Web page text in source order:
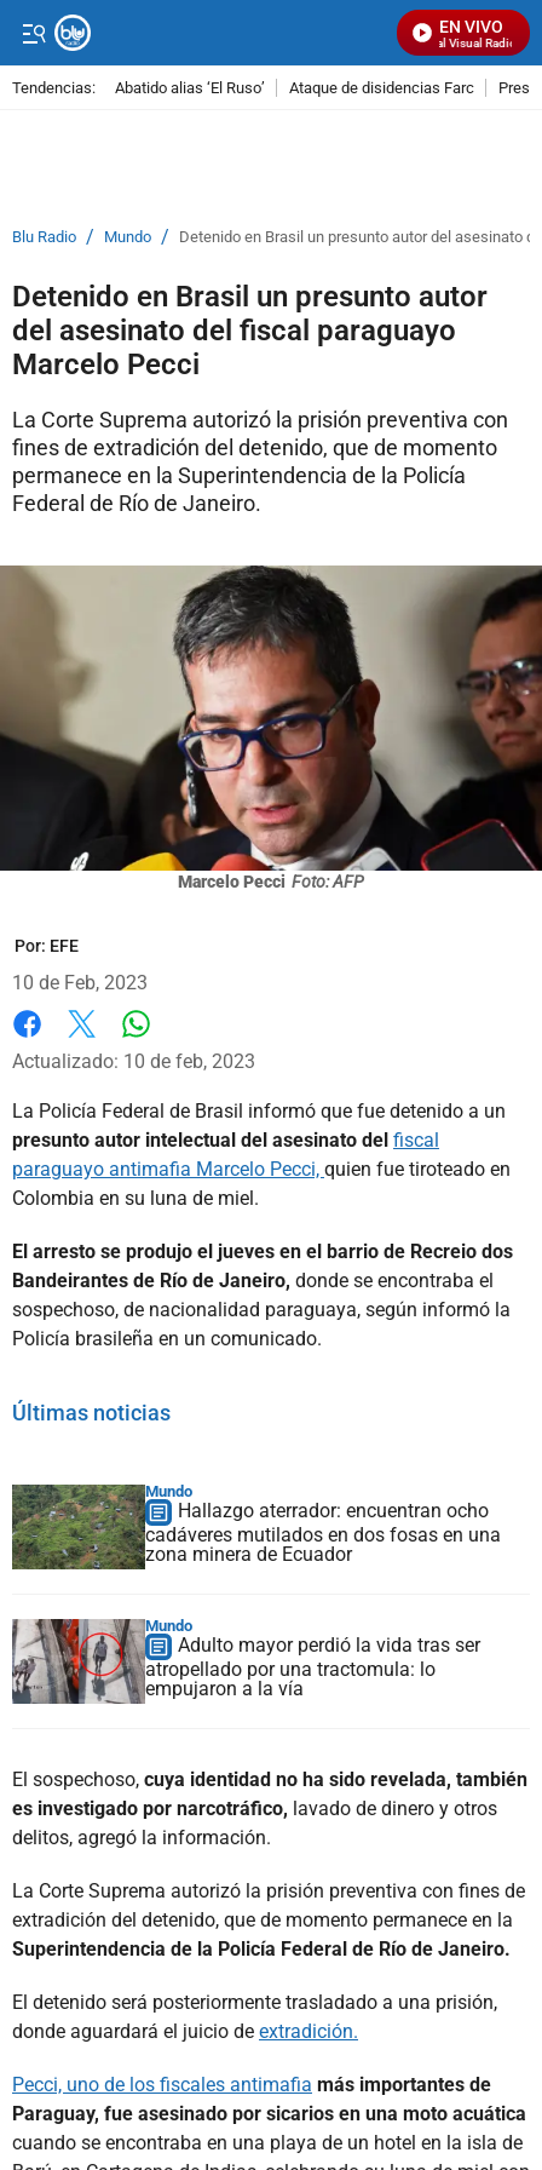
EN VIVO
Señal Visual Radio
Tendencias: Abatido alias ‘El Ruso’ Ataque de disidencias Farc
Blu Radio / Mundo / Detenido en Brasil un presunto autor del asesinato
Detenido en Brasil un presunto autor
del asesinato del fiscal paraguayo
Marcelo Pecci
La Corte Suprema autorizó la prisión preventiva con
fines de extradición del detenido, que de momento
permanece en la Superintendencia de la Policía
Federal de Río de Janeiro.
Marcelo Pecci Foto: AFP
Por: EFE
10 de Feb, 2023
Facebook
X
Actualizado: 10 de feb, 2023
La Policía Federal de Brasil informó que fue detenido a un
presunto autor intelectual del asesinato del fiscal
paraguayo antimafia Marcelo Pecci, quien fue tiroteado en
Colombia en su luna de miel.
El arresto se produjo el jueves en el barrio de Recreio dos
Bandeirantes de Río de Janeiro, donde se encontraba el
sospechoso, de nacionalidad paraguaya, según informó la
Policía brasileña en un comunicado.
Últimas noticias
Mundo
Hallazgo aterrador: encuentran ocho
cadáveres mutilados en dos fosas en una
zona minera de Ecuador
Mundo
Adulto mayor perdió la vida tras ser
atropellado por una tractomula: lo
empujaron a la vía
El sospechoso, cuya identidad no ha sido revelada, también
es investigado por narcotráfico, lavado de dinero y otros
delitos, agregó la información.
La Corte Suprema autorizó la prisión preventiva con fines de
extradición del detenido, que de momento permanece en la
Superintendencia de la Policía Federal de Río de Janeiro.
El detenido será posteriormente trasladado a una prisión,
donde aguardará el juicio de extradición.
Pecci, uno de los fiscales antimafia más importantes de
Paraguay, fue asesinado por sicarios en una moto acuática
cuando se encontraba en una playa de un hotel en la isla de